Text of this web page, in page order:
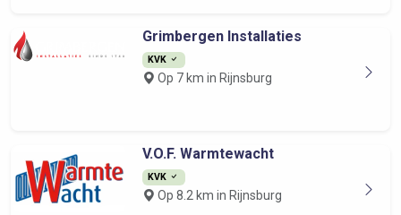
Grimbergen Installaties
KVK
Op 7 km in Rijnsburg
V.O.F. Warmtewacht
KVK
Op 8.2 km in Rijnsburg